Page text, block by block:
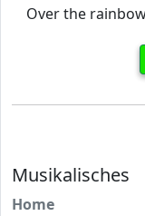
Over the
Musikalisches
Home